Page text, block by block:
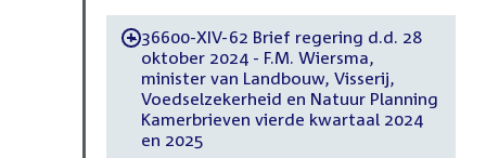
-36600-XIV-62 Brief regering d.d. 28
oktober 2024 - F.M. Wiersma,
minister van Landbouw, Visserij,
Voedselzekerheid en Natuur Planning
Kamerbrieven vierde kwartaal 2024
en 2025